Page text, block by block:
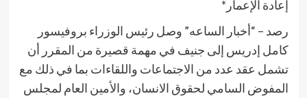
إعادة الإعمار*
رصد – “أخبار الساعه” وصل رئيس الوزراء بروفيسور
كامل إدريس إلى جنيف في مهمة قصيرة من المقرر أن
تشمل عقد عدد من الاجتماعات واللقاءات بما في ذلك مع
المفوض السامي لحقوق الانسان، والأمين العام لمجلس